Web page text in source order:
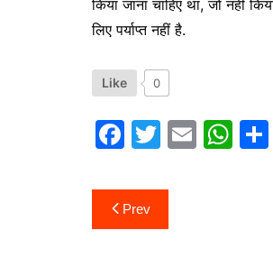
किया जाना चाहिए था, जो नहीं
लिए पर्याप्त नहीं है.
Like 0
F
c
e
T
itt
er
E
W
Post
navigation
Prev